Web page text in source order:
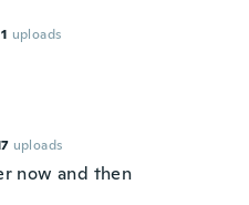
1 uploads
uploads
now and then